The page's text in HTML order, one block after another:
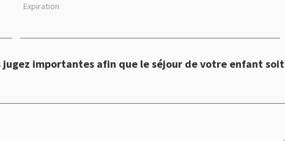
Expiration
importantes afin que le séjour de votre enfant soit